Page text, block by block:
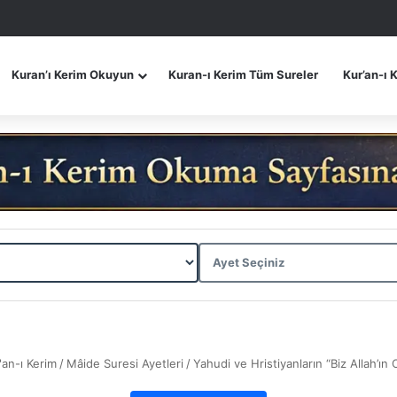
Kuran’ı Kerim Okuyun Kuran-ı Kerim Tüm Sureler Kur’an-ı
ı Kerim / Mâide Suresi Ayetleri /Yahudi ve Hristiyanların “Biz Allah’ın